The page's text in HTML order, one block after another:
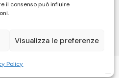
il consenso può influire
Visualizza le preferenze
Policy
Follow US
SR WEB